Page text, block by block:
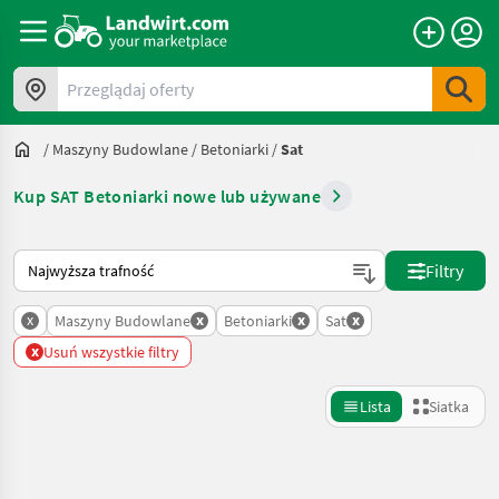
Przeglądaj oferty
/ Maszyny Budowlane / Betoniarki /Sat
Kup SAT Betoniarki nowe lub używane
Tak sortuje się na Landwirt.com
Filtry
x Maszyny Budowlane x Betoniarki x Sat x
x Usuń wszystkie filtry
Lista Siatka